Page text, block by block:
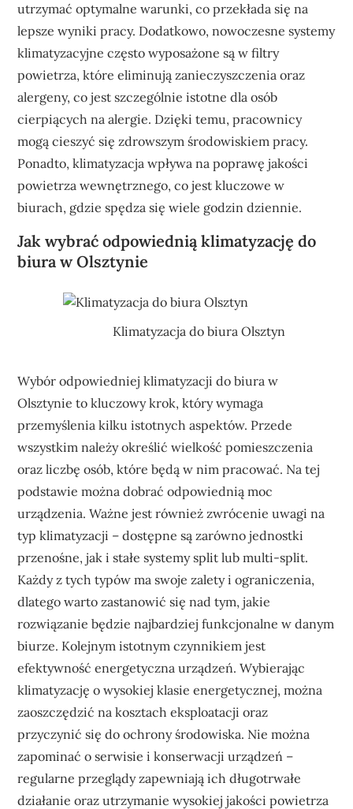
utrzymać optymalne warunki, co przekłada się na
lepsze wyniki pracy. Dodatkowo, nowoczesne systemy
klimatyzacyjne często wyposażone są w filtry
powietrza, które eliminują zanieczyszczenia oraz
alergeny, co jest szczególnie istotne dla osób
cierpiących na alergie. Dzięki temu, pracownicy
mogą cieszyć się zdrowszym środowiskiem pracy.
Ponadto, klimatyzacja wpływa na poprawę jakości
powietrza wewnętrznego, co jest kluczowe w
biurach, gdzie spędza się wiele godzin dziennie.
Jak wybrać odpowiednią klimatyzację do
biura w Olsztynie
Klimatyzacja do biura Olsztyn
Wybór odpowiedniej klimatyzacji do biura w
Olsztynie to kluczowy krok, który wymaga
przemyślenia kilku istotnych aspektów. Przede
wszystkim należy określić wielkość pomieszczenia
oraz liczbę osób, które będą w nim pracować. Na tej
podstawie można dobrać odpowiednią moc
urządzenia. Ważne jest również zwrócenie uwagi na
typ klimatyzacji – dostępne są zarówno jednostki
przenośne, jak i stałe systemy split lub multi-split.
Każdy z tych typów ma swoje zalety i ograniczenia,
dlatego warto zastanowić się nad tym, jakie
rozwiązanie będzie najbardziej funkcjonalne w danym
biurze. Kolejnym istotnym czynnikiem jest
efektywność energetyczna urządzeń. Wybierając
klimatyzację o wysokiej klasie energetycznej, można
zaoszczędzić na kosztach eksploatacji oraz
przyczynić się do ochrony środowiska. Nie można
zapominać o serwisie i konserwacji urządzeń –
regularne przeglądy zapewniają ich długotrwałe
działanie oraz utrzymanie wysokiej jakości powietrza